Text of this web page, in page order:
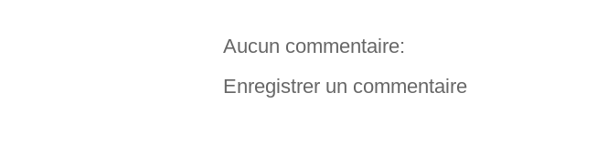
Aucun commentaire:
Enregistrer un commentaire